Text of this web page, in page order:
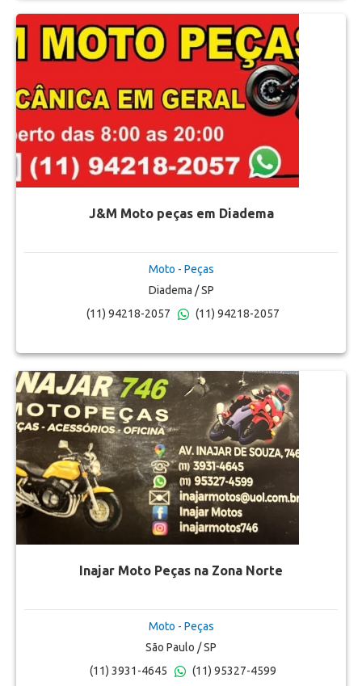
J&M Moto peças em Diadema
Moto - Peças
Diadema / SP
(11) 94218-2057
(11) 94218-2057
Inajar Moto Peças na Zona Norte
Moto - Peças
São Paulo / SP
(11) 3931-4645
(11) 95327-4599